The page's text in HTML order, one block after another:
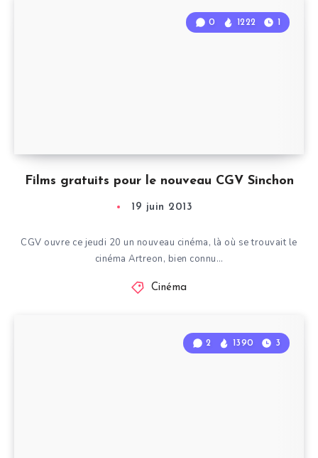
Films gratuits pour le nouveau CGV Sinchon
0 1222 1
19 juin 2013
CGV ouvre ce jeudi 20 un nouveau cinéma, là où se trouvait le
cinéma Artreon, bien connu…
Cinéma
2 1390 3